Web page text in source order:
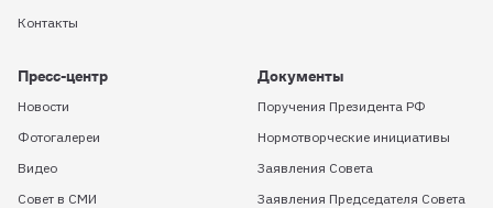
Контакты
Пресс-центр
Новости
Фотогалереи
Видео
Совет в СМИ
Документы
Поручения Президента РФ
Нормотворческие инициативы
Заявления Совета
Заявления Председателя Совета